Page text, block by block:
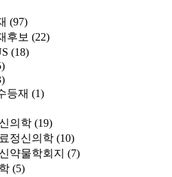
(97)
후보 (22)
(18)
등재 (1)
의학 (19)
정신의학 (10)
약물학회지 (7)
(5)